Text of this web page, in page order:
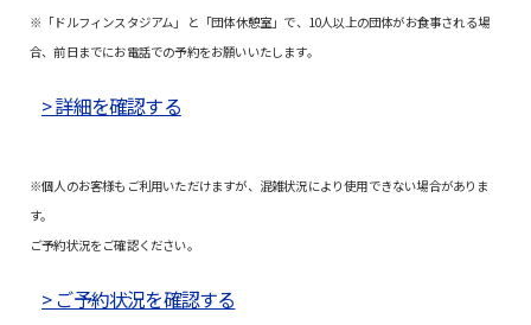
※「ドルフィンスタジアム」 と「団体休憩室」で、10人以上の団体がお食事される場
合、前日までにお電話での予約をお願いいたします。
> 詳細を確認する
※個人のお客様もご利用いただけますが、混雑状況により使用できない場合がありま
す。
ご予約状況をご確認ください。
> ご予約状況を確認する